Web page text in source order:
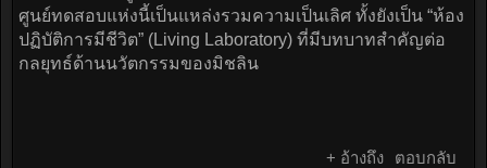
ศูนย์ทดสอบแห่งนี้เป็นแหล่งรวมความเป็นเลิศ ทั้งยังเป็น “ห้อง
ปฏิบัติการมีชีวิต” (Living Laboratory) ที่มีบทบาทสำคัญต่อ
กลยุทธ์ด้านนวัตกรรมของมิชลิน
+ อ้างถึง ตอบกลับ